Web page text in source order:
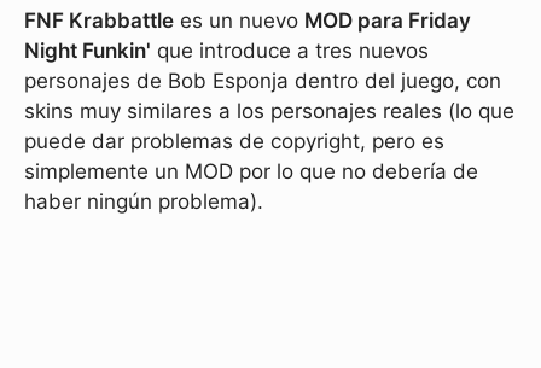
FNF Krabbattle es un nuevo MOD para Friday
Night Funkin' que introduce a tres nuevos
personajes de Bob Esponja dentro del juego, con
skins muy similares a los personajes reales (lo que
puede dar problemas de copyright, pero es
simplemente un MOD por lo que no debería de
haber ningún problema).